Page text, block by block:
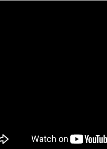
，原本幾近絕望的尋人旅程似
白影像再現小說中荒蕪頹圮
示錄的色彩。導演亞歷山卓
宛如絕境的孤城裡所感受到